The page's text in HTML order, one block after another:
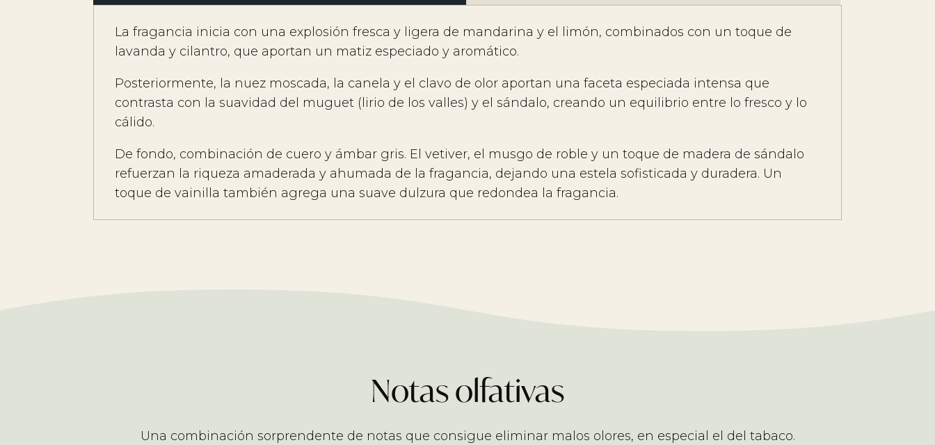
La fragancia inicia con una explosión fresca y ligera de mandarina y el limón, combinados con un toque de
lavanda y cilantro, que aportan un matiz especiado y aromático.
Posteriormente, la nuez moscada, la canela y el clavo de olor aportan una faceta especiada intensa que
contrasta con la suavidad del muguet (lirio de los valles) y el sándalo, creando un equilibrio entre lo fresco y lo
cálido.
De fondo, combinación de cuero y ámbar gris. El vetiver, el musgo de roble y un toque de madera de sándalo
refuerzan la riqueza amaderada y ahumada de la fragancia, dejando una estela sofisticada y duradera. Un
toque de vainilla también agrega una suave dulzura que redondea la fragancia.
Notas olfativas
Una combinación sorprendente de notas que consigue eliminar malos olores, en especial el del tabaco.